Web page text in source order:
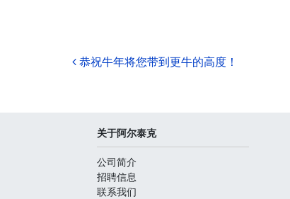
Post navigation
恭祝牛年将您带到更牛的高度！
关于阿尔泰克
公司简介
招聘信息
联系我们